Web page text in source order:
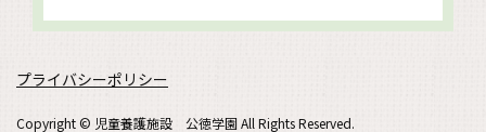
プライバシーポリシー
Copyright © 児童養護施設 公徳学園 All Rights Reserved.